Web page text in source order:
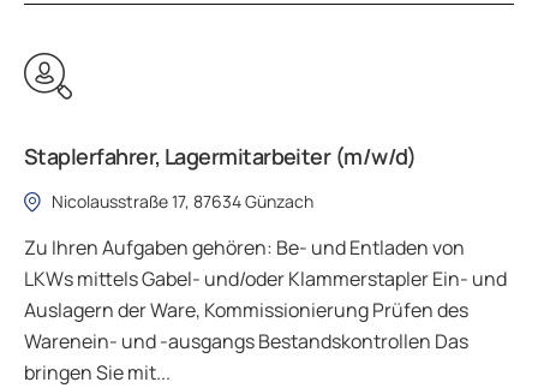
Staplerfahrer, Lagermitarbeiter (m/w/d)
Nicolausstraße 17, 87634 Günzach
Zu Ihren Aufgaben gehören: Be- und Entladen von
LKWs mittels Gabel- und/oder Klammerstapler Ein- und
Auslagern der Ware, Kommissionierung Prüfen des
Warenein- und -ausgangs Bestandskontrollen Das
bringen Sie mit...